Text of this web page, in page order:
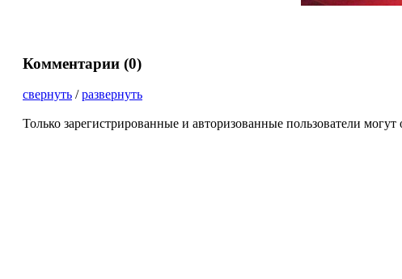
Комментарии (0)
свернуть /развернуть
Только зарегистрированные и авторизованные пользователи могут